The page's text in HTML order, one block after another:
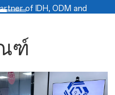
of IDH, ODM and
services for electronic
etc. We effectively
development from
chain and other
ฑ์